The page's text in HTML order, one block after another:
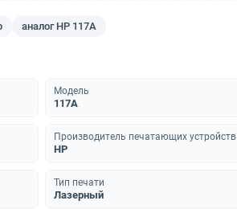
аналог HP 117A
Модель
117A
Производитель печатающих устройств
HP
Тип печати
Лазерный